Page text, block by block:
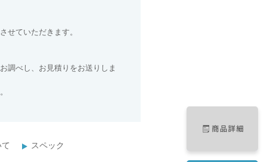
せていただきます。
調べし、お見積りをお送りしま
スペック